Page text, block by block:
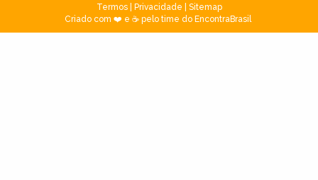
Termos| Privacidade
Sitemap
Criado com ❤️ e ☕ pelo time do EncontraBrasil